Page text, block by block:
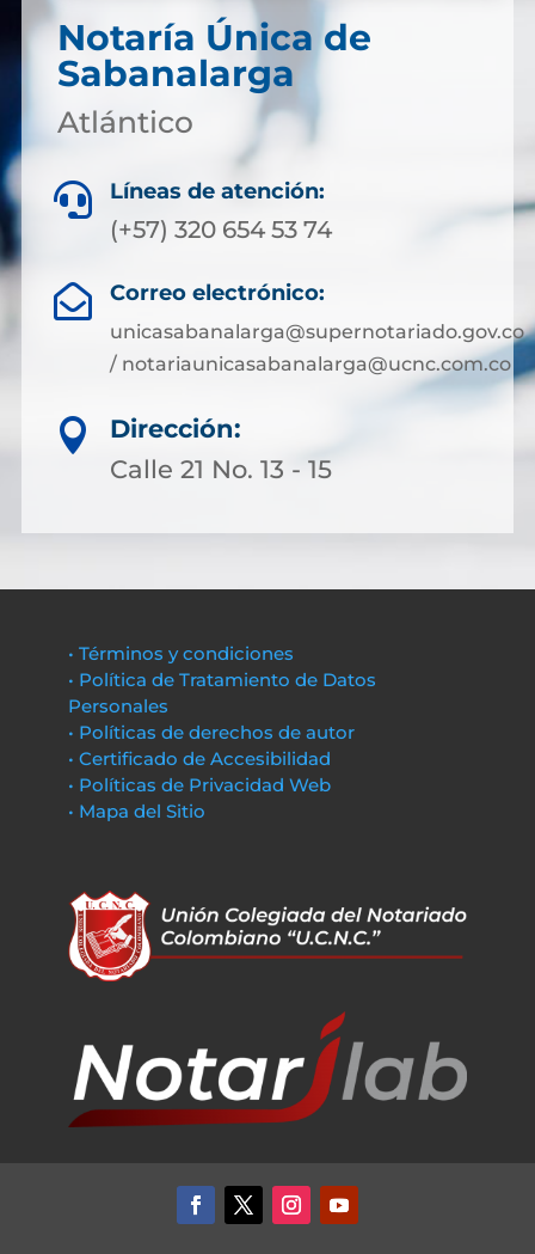
Notaría Única de
Sabanalarga
Atlántico
 Líneas de atención:
(+57) 320 654 53 74
 Correo electrónico:
unicasabanalarga@supernotariado.gov.co
/ notariaunicasabanalarga@ucnc.com.co

Dirección:
Calle 21 No. 13 - 15
• Términos y condiciones
• Política de Tratamiento de Datos
Personales
• Políticas de derechos de autor
• Certificado de Accesibilidad
• Políticas de Privacidad Web
• Mapa del Sitio